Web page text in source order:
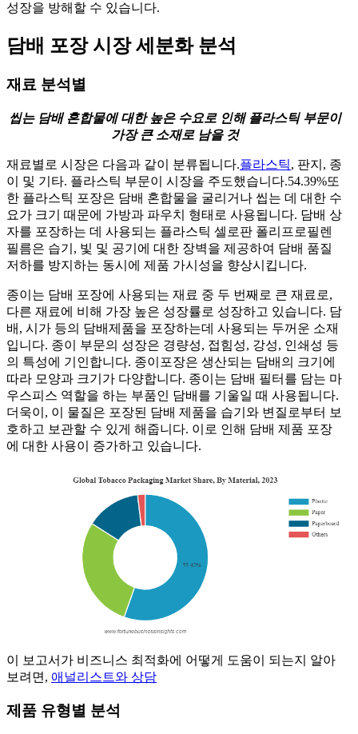
성장을 방해할 수 있습니다.
담배 포장 시장 세분화 분석
재료 분석별
씹는 담배 혼합물에 대한 높은 수요로 인해 플라스틱 부문이
가장 큰 소재로 남을 것
재료별로 시장은 다음과 같이 분류됩니다.플라스틱, 판지, 종
이 및 기타. 플라스틱 부문이 시장을 주도했습니다.54.39%또
한 플라스틱 포장은 담배 혼합물을 굴리거나 씹는 데 대한 수
요가 크기 때문에 가방과 파우치 형태로 사용됩니다. 담배 상
자를 포장하는 데 사용되는 플라스틱 셀로판 폴리프로필렌
필름은 습기, 빛 및 공기에 대한 장벽을 제공하여 담배 품질
저하를 방지하는 동시에 제품 가시성을 향상시킵니다.
종이는 담배 포장에 사용되는 재료 중 두 번째로 큰 재료로,
다른 재료에 비해 가장 높은 성장률로 성장하고 있습니다. 담
배, 시가 등의 담배제품을 포장하는데 사용되는 두꺼운 소재
입니다. 종이 부문의 성장은 경량성, 접힘성, 강성, 인쇄성 등
의 특성에 기인합니다. 종이포장은 생산되는 담배의 크기에
따라 모양과 크기가 다양합니다. 종이는 담배 필터를 담는 마
우스피스 역할을 하는 부품인 담배를 기울일 때 사용됩니다.
더욱이, 이 물질은 포장된 담배 제품을 습기와 변질로부터 보
호하고 보관할 수 있게 해줍니다. 이로 인해 담배 제품 포장
에 대한 사용이 증가하고 있습니다.
이 보고서가 비즈니스 최적화에 어떻게 도움이 되는지 알아
보려면, 애널리스트와 상담
제품 유형별 분석